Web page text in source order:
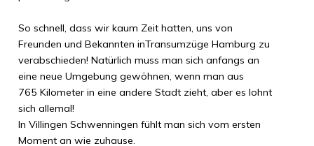
So schnell, dass wir kaum Zeit hatten, uns von
Freunden und Bekannten inTransumzüge Hamburg zu
verabschieden! Natürlich muss man sich anfangs an
eine neue Umgebung gewöhnen, wenn man aus
765 Kilometerin eine andere Stadt zieht, aber es lohnt
sich allemal!
In Villingen Schwenningen fühlt man sich vom ersten
Moment an wie zuhause.